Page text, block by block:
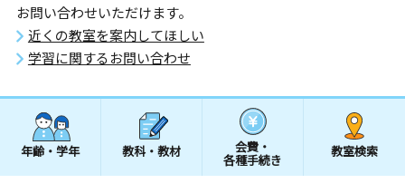
お問い合わせいただけます。
近くの教室を案内してほしい
学習に関するお問い合わせ
年齢・学年 教科・教材 会費・
各種手続き
教室検索